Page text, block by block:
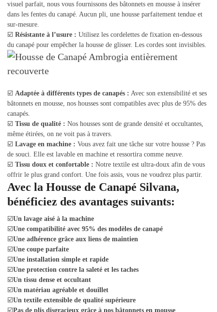
visuel parfait, nous vous fournissons des bâtonnets en mousse à insérer
dans les fentes du canapé. Aucun pli, une housse parfaitement tendue et
sur-mesure.
☑️ Résistante à l’usure : Utilisez les cordelettes de fixation en-dessous
du canapé pour empêcher la housse de glisser. Les cordes sont invisibles.
☑️ Adaptée à différents types de canapés : Avec son extensibilité et ses
bâtonnets en mousse, nos housses sont compatibles avec plus de 95% des
canapés.
☑️ Tissu de qualité : Nos housses sont de grande densité et occultantes,
même étirées, on ne voit pas à travers.
☑️ Lavage en machine : Vous avez fait une tâche sur votre housse ? Pas
de souci. Elle est lavable en machine et ressortira comme neuve.
☑️ Tissu doux et confortable : Notre textile est ultra-doux afin de vous
offrir le plus grand confort. Une fois assis, vous ne voudrez plus partir.
Avec la Housse de Canapé Silvana,
bénéficiez des avantages suivants:
☑️Un lavage aisé à la machine
☑️Une compatibilité avec 95% des modèles de canapé
☑️Une adhérence grâce aux liens de maintien
☑️Une coupe parfaite
☑️Une installation simple et rapide
☑️Une protection contre la saleté et les taches
☑️Un tissu dense et occultant
☑️Un matériau agréable et douillet
☑️Un textile extensible de qualité supérieure
☑️Pas de plis disgracieux grâce à nos bâtonnets en mousse